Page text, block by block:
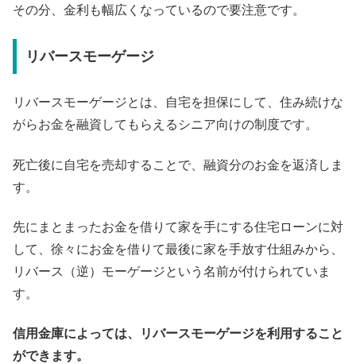
その分、金利も幅広くなっているので要注意です。
リバースモーゲージ
リバースモーゲージとは、自宅を担保にして、住み続けな
がらお金を融資してもらえるシニア向けの制度です。
死亡後に自宅を売却することで、融資分のお金を返済しま
す。
先にまとまったお金を借りて家を手にする住宅ローンに対
して、徐々にお金を借りて最後に家を手放す仕組みから、
リバース（逆）モーゲージという名前が付けられていま
す。
信用金庫によっては、リバースモーゲージを利用すること
ができます。